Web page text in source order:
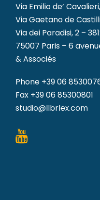
Via Emilio de’
Via Gaetano de
Via dei Paradisi, 2 –
75007 Paris – 6
& Associés
Phone +39 06
Fax +39 06 85300801
studio@llbrlex.com